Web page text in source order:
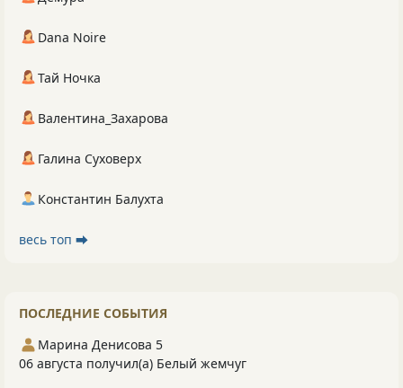
Dana Noire
Тай Ночка
Валентина_Захарова
Галина Суховерх
Константин Балухта
весь топ ⮕
ПОСЛЕДНИЕ СОБЫТИЯ
Марина Денисова 5
06 августа получил(а) Белый жемчуг